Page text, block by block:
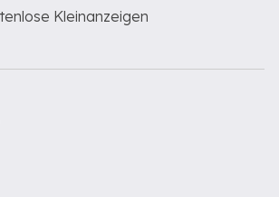
Kleinanzeigen